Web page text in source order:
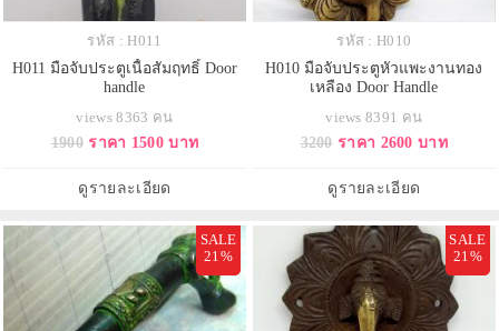
รหัส : H011
H011 มือจับประตูเนื้อสัมฤทธิ์ Door
handle
views 8363 คน
1900 ราคา 1500 บาท
ดูรายละเอียด
รหัส : H010
H010 มือจับประตูหัวแพะงานทอง
เหลือง Door Handle
views 8391 คน
3200 ราคา 2600 บาท
ดูรายละเอียด
SALE
21%
SALE
21%